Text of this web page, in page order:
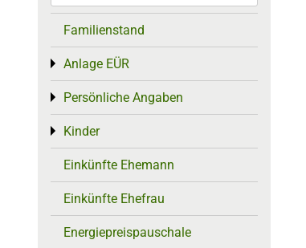
Familienstand
Anlage EÜR
Toggle menu
Persönliche Angaben
Toggle menu
Kinder
Toggle menu
Einkünfte Ehemann
Einkünfte Ehefrau
Energiepreispauschale